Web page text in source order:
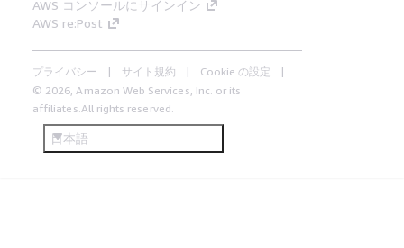
AWS コンソールにサインイン
AWS re:Post
プライバシー サイト規約
Cookie の設定
© 2026, Amazon Web Services, Inc. or its
affiliates.All rights reserved.
日本語